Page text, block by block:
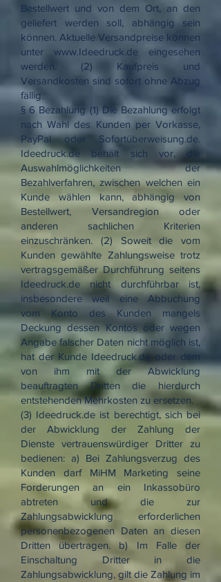
Bestellwert und von dem Ort, an den
geliefert werden soll, abhängig sein
können. Aktuelle Versandpreise können
unter www.Ideedruck.de eingesehen
werden. (2) Kaufpreis und
Versandkosten sind sofort ohne Abzug
fällig.
§ 6 Bezahlung (1) Die Bezahlung erfolgt
nach Wahl des Kunden per Vorkasse,
PayPal oder Sofortüberweisung.de.
Ideedruck.de behält sich vor, die
Auswahlmöglichkeiten der
Bezahlverfahren, zwischen welchen ein
Kunde wählen kann, abhängig von
Bestellwert, Versandregion oder
anderen sachlichen Kriterien
einzuschränken. (2) Soweit die vom
Kunden gewählte Zahlungsweise trotz
vertragsgemäßer Durchführung seitens
Ideedruck.de nicht durchführbar ist,
insbesondere weil eine Abbuchung
vom Konto des Kunden mangels
Deckung dessen Kontos oder wegen
Angabe falscher Daten nicht möglich ist,
hat der Kunde Ideedruck.de oder dem
von ihm mit der Abwicklung
beauftragten Dritten die hierdurch
entstehenden Mehrkosten zu ersetzen.
(3) Ideedruck.de ist berechtigt, sich bei
der Abwicklung der Zahlung der
Dienste vertrauenswürdiger Dritter zu
bedienen: a) Bei Zahlungsverzug des
Kunden darf MiHM Marketing seine
Forderungen an ein Inkassobüro
abtreten und die zur
Zahlungsabwicklung erforderlichen
personenbezogenen Daten an diesen
Dritten übertragen. b) Im Falle der
Einschaltung Dritter in die
Zahlungsabwicklung, gilt die Zahlung im